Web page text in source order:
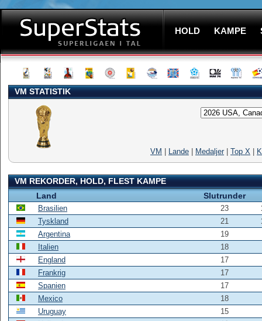
HOLD KAMPE
VM STATISTIK
VM Lande Medaljer Top X
VM REKORDER, HOLD, FLEST KAMPE
Land
Slutrunder
Brasilien 23
Tyskland
21
Argentina
19
Italien
18
England
17
Frankrig
17
Spanien
17
Mexico
18
Uruguay
15